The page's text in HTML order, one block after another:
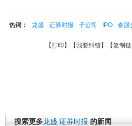
热词： 龙盛 证券时报 子公司 IPO 参股
【打印 】【我要纠错】【复制
搜索更多龙盛 证券时报 的新闻